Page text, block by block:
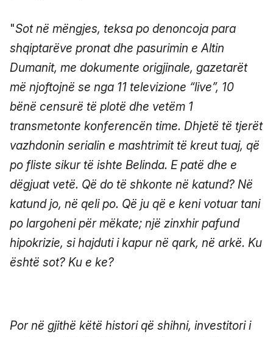
"Sot në mëngjes, teksa po denoncoja para
shqiptarëve pronat dhe pasurimin e Altin
Dumanit, me dokumente origjinale, gazetarët
më njoftojnë se nga 11 televizione “live”, 10
bënë censurë të plotë dhe vetëm 1
transmetonte konferencën time. Dhjetë të tjerët
vazhdonin serialin e mashtrimit të kreut tuaj, që
po fliste sikur të ishte Belinda. E patë dhe e
dëgjuat vetë. Që do të shkonte në katund? Në
katund jo, në qeli po. Që ju që e keni votuar tani
po largoheni për mëkate; një zinxhir pafund
hipokrizie, si hajduti i kapur në qark, në arkë. Ku
është sot? Ku e ke?
Por në gjithë këtë histori që shihni, investitori i